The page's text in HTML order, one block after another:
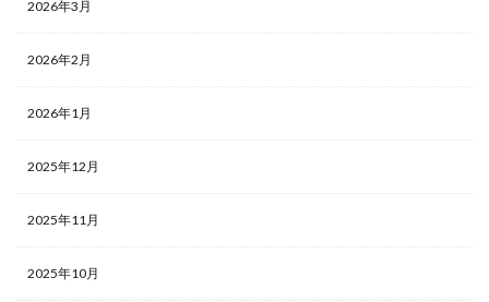
2026年3月
2026年2月
2026年1月
2025年12月
2025年11月
2025年10月